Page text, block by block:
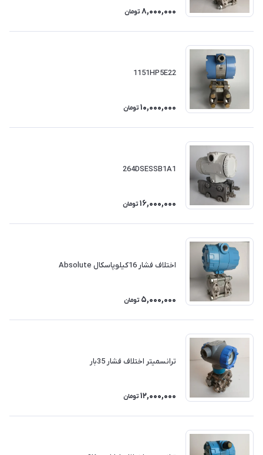
8,000,000 تومان
1151HP5E22
10,000,000 تومان
264DSESSB1A1
16,000,000 تومان
اختلاف فشار 16کیلوپاسکال Absolute
5,000,000 تومان
ترانسمیتر اختلاف فشار 35بار
12,000,000 تومان